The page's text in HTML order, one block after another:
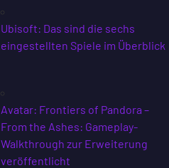
Ubisoft: Das sind die sechs
eingestellten Spiele im Überblick
Avatar: Frontiers of Pandora –
From the Ashes: Gameplay-
Walkthrough zur Erweiterung
veröffentlicht